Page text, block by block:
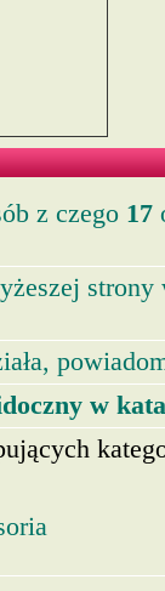
z czego 17
strony
w